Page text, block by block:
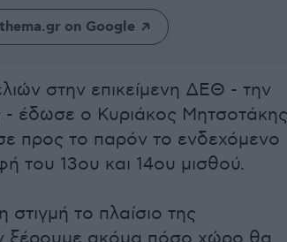
on Google
στην επικείμενη ΔΕΘ - την
- έδωσε ο Κυριάκος
προς το παρόν το ενδεχόμενο
του 13ου και 14ου μισθού.
το πλαίσιο της